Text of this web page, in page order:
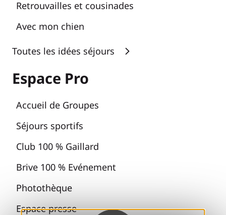
Retrouvailles et cousinades
Avec mon chien
Toutes les idées séjours
Espace Pro
Accueil de Groupes
Séjours sportifs
Club 100 % Gaillard
Brive 100 % Evénement
Photothèque
Espace presse